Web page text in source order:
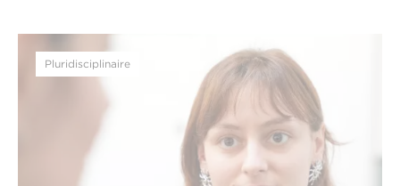
Pluridisciplinaire